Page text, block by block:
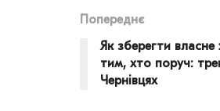
Попереднє
Як зберегти
тим, хто поруч:
Чернівцях